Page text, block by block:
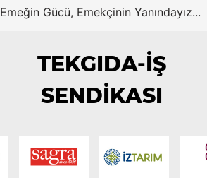
Emeğin Gücü, Emekçinin Yanındayız...
TEKGIDA-İŞ
SENDİKASI